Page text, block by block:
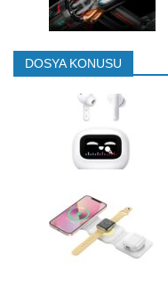
DOSYA KONUSU